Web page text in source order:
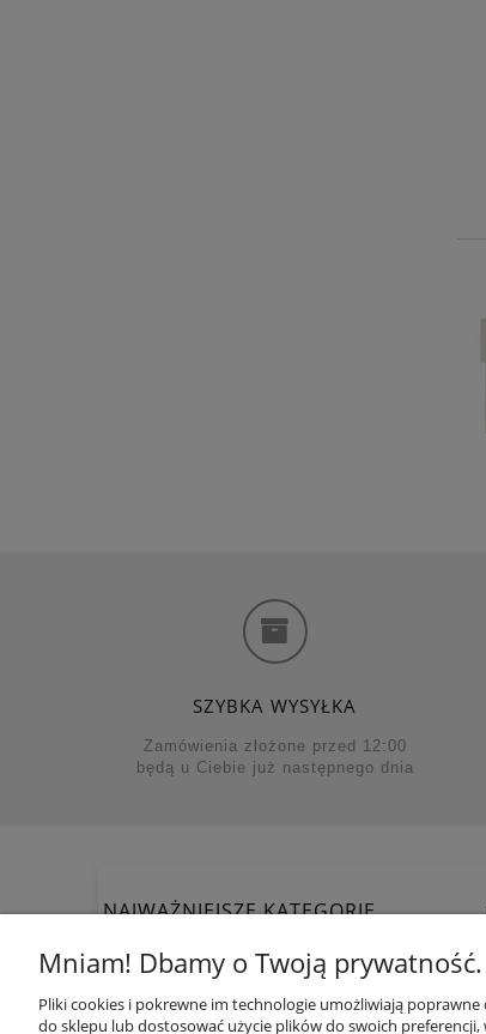
SZYBKA WYSYŁKA
Zamówienia złożone przed 12:00
będą u Ciebie już następnego dnia
NAJWAŻNIEJSZE KATEGORIE
Łóżeczka dziecięce
Projekty pokoi dziecięcych
Dywany dla dzieci
Tapety Ferm Living
Mniam! Dbamy o Twoją prywatność.
Pliki cookies i pokrewne im technologie umożliwiają
do sklepu lub dostosować użycie plików do swoich